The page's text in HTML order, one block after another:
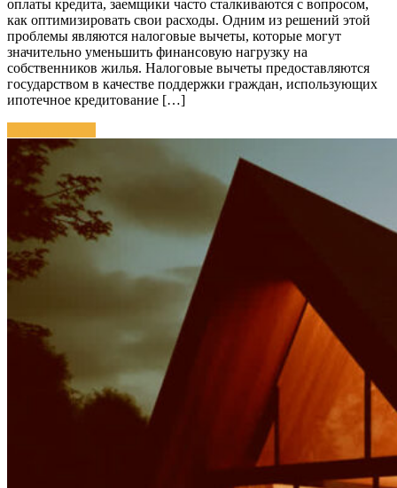
оплаты кредита, заемщики часто сталкиваются с вопросом,
как оптимизировать свои расходы. Одним из решений этой
проблемы являются налоговые вычеты, которые могут
значительно уменьшить финансовую нагрузку на
собственников жилья. Налоговые вычеты предоставляются
государством в качестве поддержки граждан, использующих
ипотечное кредитование […]